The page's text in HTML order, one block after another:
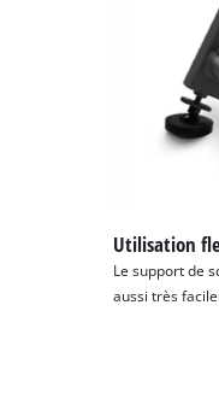
Utilisation
Le support de
aussi très